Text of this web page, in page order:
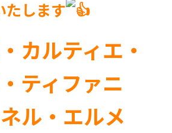
たします
カルティエ・
ティファニ
ル・エルメ